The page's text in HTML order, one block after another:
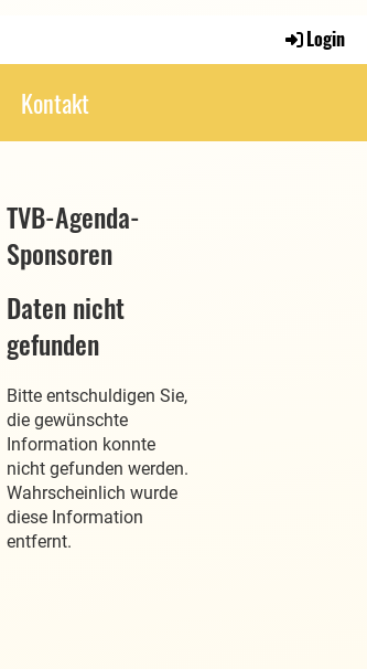
Login
Kontakt
TVB-Agenda-
Sponsoren
Daten nicht
gefunden
Bitte entschuldigen Sie,
die gewünschte
Information konnte
nicht gefunden werden.
Wahrscheinlich wurde
diese Information
entfernt.